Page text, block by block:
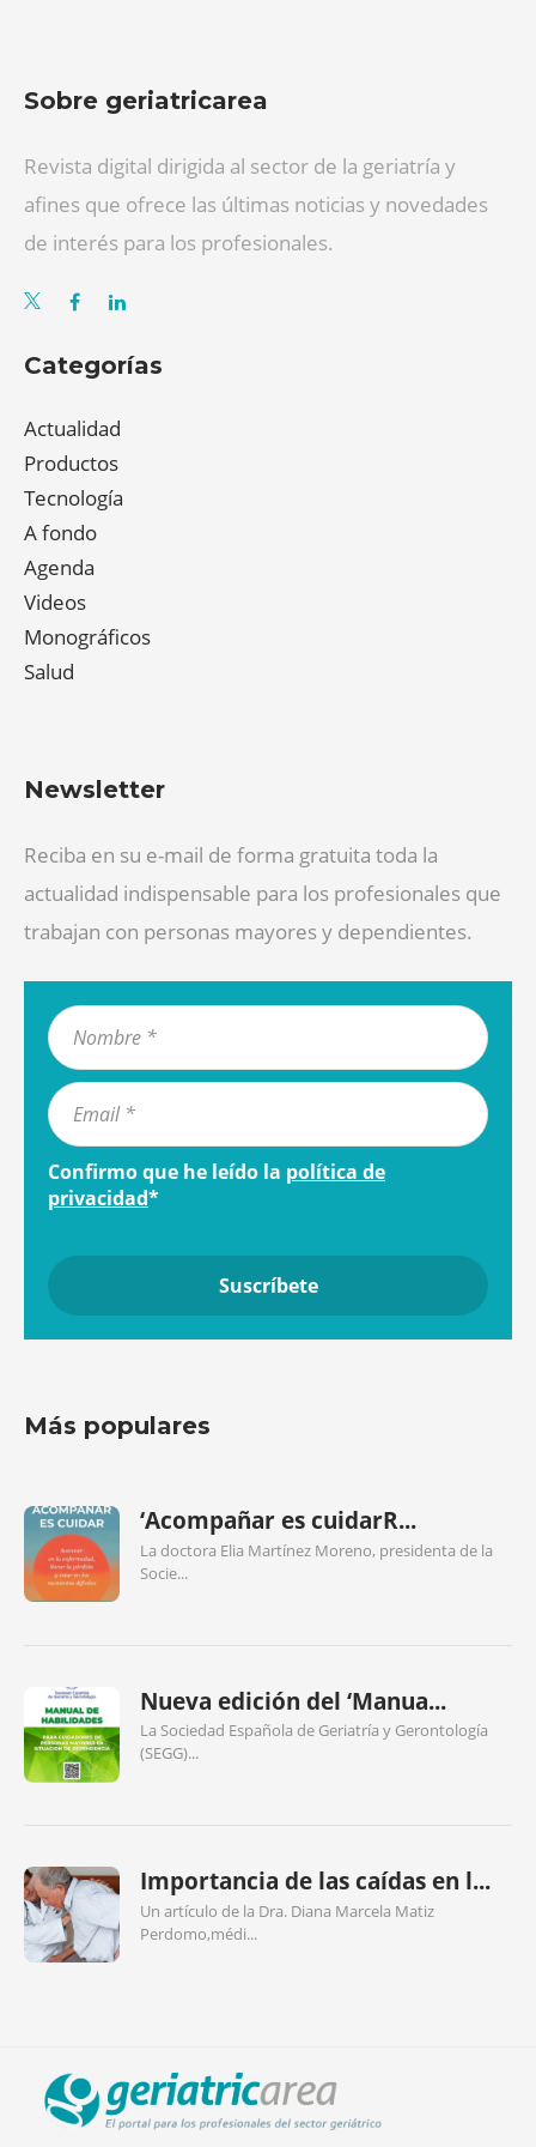
Sobre geriatricarea
Revista digital dirigida al sector de la geriatría y
afines que ofrece las últimas noticias y novedades
de interés para los profesionales.
Categorías
Actualidad
Productos
Tecnología
A fondo
Agenda
Videos
Monográficos
Salud
Newsletter
Reciba en su e-mail de forma gratuita toda la
actualidad indispensable para los profesionales que
trabajan con personas mayores y dependientes.
Confirmo que he leído la política de
privacidad*
Más populares
‘Acompañar es cuidarR...
La doctora Elia Martínez Moreno, presidenta de la
Socie...
Nueva edición del ‘Manua...
La Sociedad Española de Geriatría y Gerontología
(SEGG)...
Importancia de las caídas en l...
Un artículo de la Dra. Diana Marcela Matiz
Perdomo,médi...